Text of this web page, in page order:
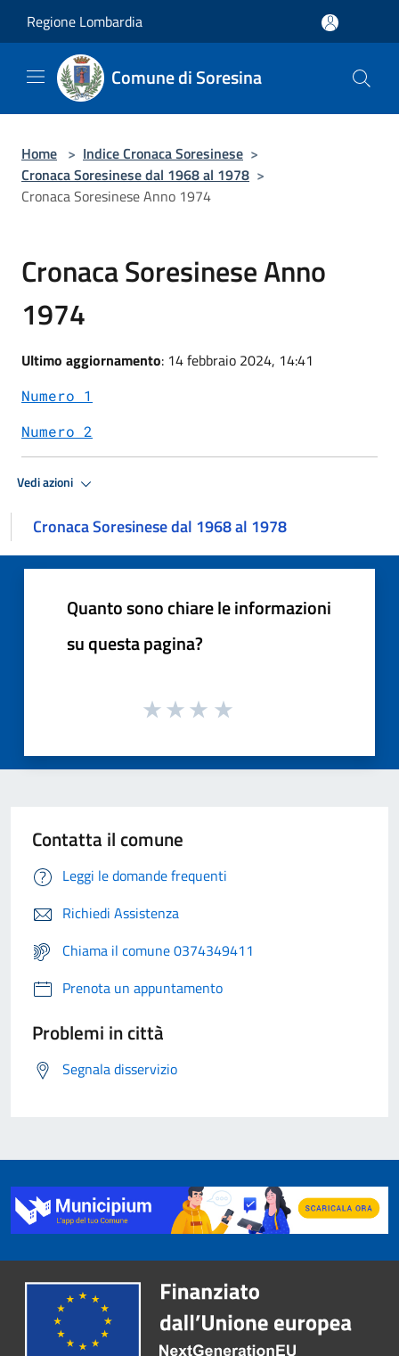
Regione Lombardia
Comune di Soresina
Home > Indice Cronaca Soresinese >
Cronaca Soresinese dal 1968 al 1978 >
Cronaca Soresinese Anno 1974
Cronaca Soresinese Anno
1974
Ultimo aggiornamento: 14 febbraio 2024, 14:41
Numero 1
Numero 2
Vedi azioni
Cronaca Soresinese dal 1968 al 1978
Quanto sono chiare le informazioni
su questa pagina?
Contatta il comune
Leggi le domande frequenti
Richiedi Assistenza
Chiama il comune 0374349411
Prenota un appuntamento
Problemi in città
Segnala disservizio